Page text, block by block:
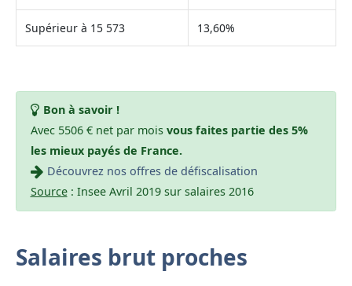
Supérieur à 15 573 13,60%
Bon à savoir !
Avec 5506 € net par mois vous faites partie des 5%
les mieux payés de France.
Découvrez nos offres de défiscalisation
Source: Insee Avril 2019 sur salaires 2016
Salaires brut proches